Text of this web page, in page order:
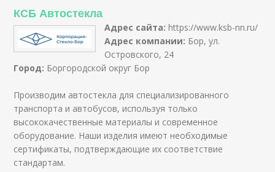
КСБ Автостекла
Адрес сайта: https://www.ksb-nn.ru/
Адрес компании: Бор, ул.
Островского, 24
Город: Боргородской округ Бор
Производим автостекла для специализированного
транспорта и автобусов, используя только
высококачественные материалы и современное
оборудование. Наши изделия имеют необходимые
сертификаты, подтверждающие их соответствие
стандартам.